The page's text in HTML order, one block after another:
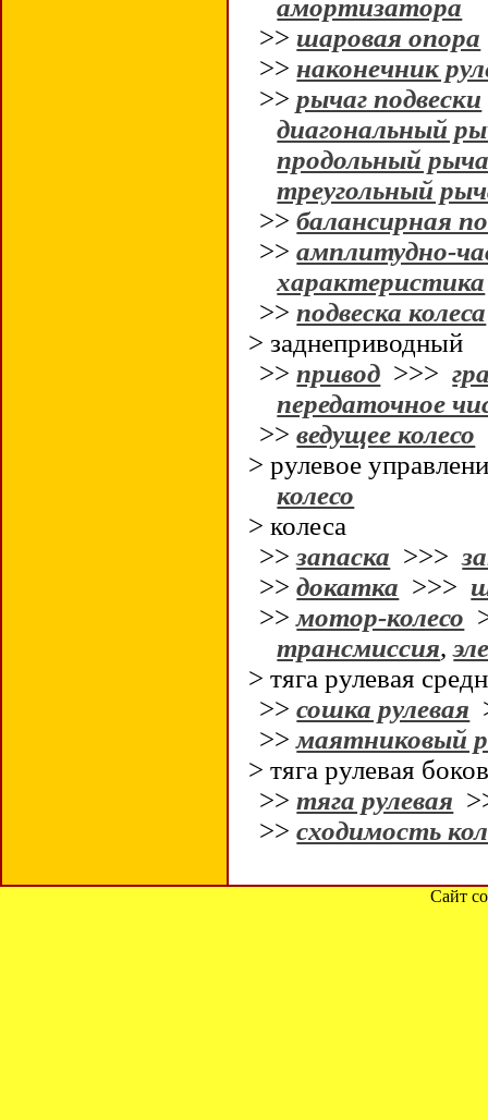
амортизатора
>> шаровая опора
>> наконечник
>>рычаг подвески
диагональный
продольный
треугольный
>>балансирная
>>амплитудно-
характеристика
>>подвеска колеса
> заднеприводный
>>привод >>>
передаточное
>>ведущее колесо
> рулевое
колесо
> колеса
>>запаска >>>
>>докатка >>>
>>мотор-колесо
трансмиссия,
> тяга рулевая
>>сошка рулевая
>>маятниковый
> тяга рулевая
>>тяга рулевая
>>сходимость
Сайт